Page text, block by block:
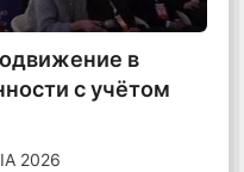
в
с учётом
2026